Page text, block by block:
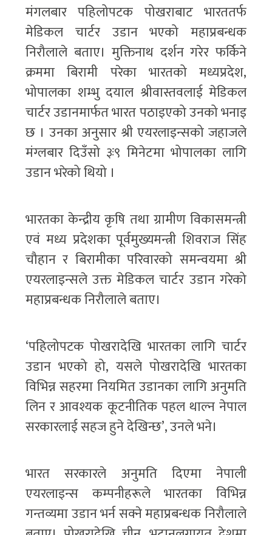
मंगलबार पहिलोपटक पोखराबाट भारततर्फ
मेडिकल चार्टर उडान भएको महाप्रबन्धक
निरौलाले बताए। मुक्तिनाथ दर्शन गरेर फर्किने
क्रममा बिरामी परेका भारतको मध्यप्रदेश,
भोपालका शम्भु दयाल श्रीवास्तवलाई मेडिकल
चार्टर उडानमार्फत भारत पठाइएको उनको भनाइ
छ । उनका अनुसार श्री एयरलाइन्सको जहाजले
मंग्लबार दिउँसो ३ः९ मिनेटमा भोपालका लागि
उडान भरेको थियो ।
भारतका केन्द्रीय कृषि तथा ग्रामीण विकासमन्त्री
एवं मध्य प्रदेशका पूर्वमुख्यमन्त्री शिवराज सिंह
चौहान र बिरामीका परिवारको समन्वयमा श्री
एयरलाइन्सले उक्त मेडिकल चार्टर उडान गरेको
महाप्रबन्धक निरौलाले बताए।
‘पहिलोपटक पोखरादेखि भारतका लागि चार्टर
उडान भएको हो, यसले पोखरादेखि भारतका
विभिन्न सहरमा नियमित उडानका लागि अनुमति
लिन र आवश्यक कूटनीतिक पहल थाल्न नेपाल
सरकारलाई सहज हुने देखिन्छ’, उनले भने।
भारत सरकारले अनुमति दिएमा नेपाली
एयरलाइन्स कम्पनीहरूले भारतका विभिन्न
गन्तव्यमा उडान भर्न सक्ने महाप्रबन्धक निरौलाले